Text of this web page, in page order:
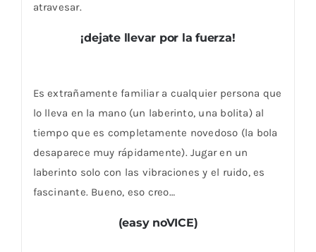
atravesar.
¡dejate llevar por la fuerza!
Es extrañamente familiar a cualquier persona que
lo lleva en la mano (un laberinto, una bolita) al
tiempo que es completamente novedoso (la bola
desaparece muy rápidamente). Jugar en un
laberinto solo con las vibraciones y el ruido, es
fascinante. Bueno, eso creo…
(easy noVICE)